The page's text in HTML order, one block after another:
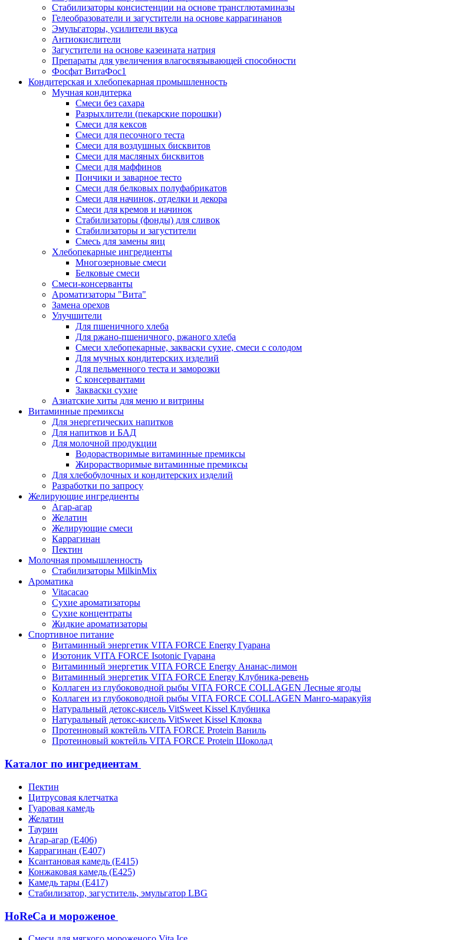
Стабилизаторы консистенции на основе трансглютаминазы
Гелеобразователи и загустители на основе каррагинанов
Эмульгаторы, усилители вкуса
Антиокислители
Загустители на основе казеината натрия
Препараты для увеличения влагосвязывающей способности
Фосфат ВитаФос1
Кондитерская и хлебопекарная промышленность
Мучная кондитерка
Смеси без сахара
Разрыхлители (пекарские порошки)
Смеси для кексов
Смеси для песочного теста
Смеси для воздушных бисквитов
Смеси для масляных бисквитов
Смеси для маффинов
Пончики и заварное тесто
Cмеси для белковых полуфабрикатов
Смеси для начинок, отделки и декора
Смеси для кремов и начинок
Стабилизаторы (фонды) для сливок
Стабилизаторы и загустители
Смесь для замены яиц
Хлебопекарные ингредиенты
Многозерновые смеси
Белковые смеси
Смеси-консерванты
Ароматизаторы "Вита"
Замена орехов
Улучшители
Для пшеничного хлеба
Для ржано-пшеничного, ржаного хлеба
Смеси хлебопекарные, закваски сухие, смеси с солодом
Для мучных кондитерских изделий
Для пельменного теста и заморозки
С консервантами
Закваски сухие
Азиатские хиты для меню и витрины
Витаминные премиксы
Для энергетических напитков
Для напитков и БАД
Для молочной продукции
Водорастворимые витаминные премиксы
Жирорастворимые витаминные премиксы
Для хлебобулочных и кондитерских изделий
Разработки по запросу
Желирующие ингредиенты
Агар-агар
Желатин
Желирующие смеси
Каррагинан
Пектин
Молочная промышленность
Стабилизаторы MilkinMix
Ароматика
Vitacacao
Сухие ароматизаторы
Сухие концентраты
Жидкие ароматизаторы
Спортивное питание
Витаминный энергетик VITA FORCE Energy Гуарана
Изотоник VITA FORCE Isotonic Гуарана
Витаминный энергетик VITA FORCE Energy Ананас-лимон
Витаминный энергетик VITA FORCE Energy Клубника-ревень
Коллаген из глубоководной рыбы VITA FORCE COLLAGEN Лесные ягоды
Коллаген из глубоководной рыбы VITA FORCE COLLAGEN Манго-маракуйя
Натуральный детокс-кисель VitSweet Kissel Клубника
Натуральный детокс-кисель VitSweet Kissel Клюква
Протеиновый коктейль VITA FORCE Protein Ваниль
Протеиновый коктейль VITA FORCE Protein Шоколад
Каталог по ингредиентам
Пектин
Цитрусовая клетчатка
Гуаровая камедь
Желатин
Таурин
Агар-агар (Е406)
Каррагинан (Е407)
Ксантановая камедь (Е415)
Конжаковая камедь (Е425)
Камедь тары (Е417)
Стабилизатор, загуститель, эмульгатор LBG
HoReCa и мороженое